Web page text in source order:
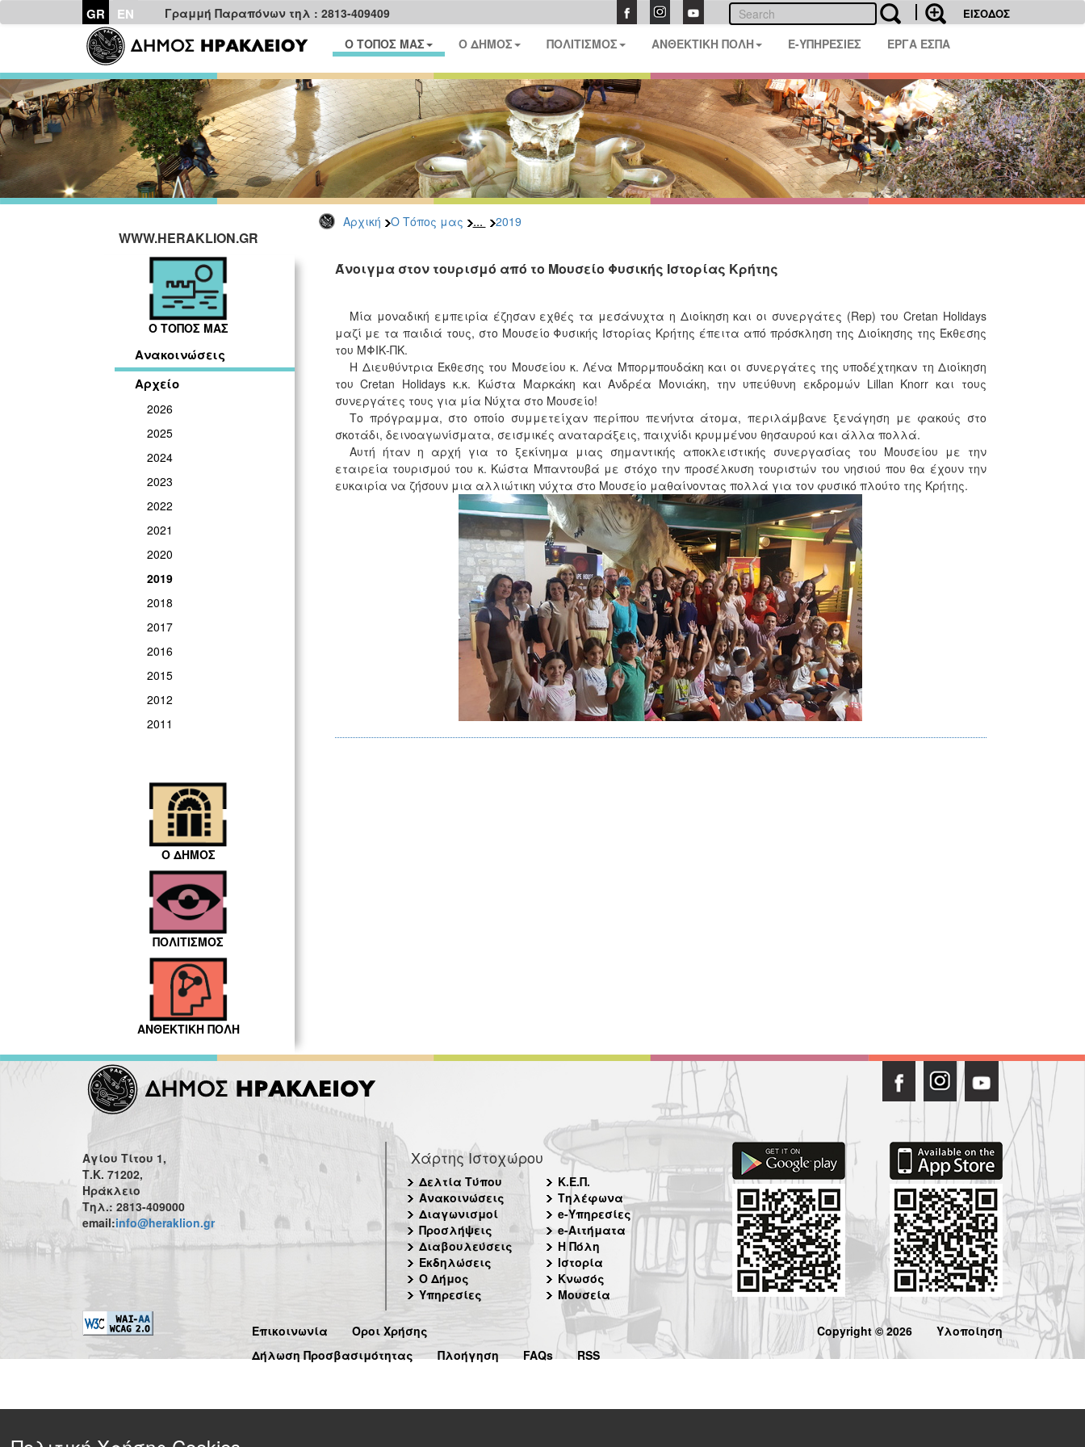
GR EN Γραμμή Παραπόνων τηλ : 2813-409409 ΕΙΣΟΔΟΣ
Ο ΤΟΠΟΣ ΜΑΣ Ο ΔΗΜΟΣ ΠΟΛΙΤΙΣΜΟΣ ΑΝΘΕΚΤΙΚΗ ΠΟΛΗ E-ΥΠΗΡΕΣΙΕΣ ΕΡΓΑ ΕΣΠΑ
Αρχική Ο Τόπος μας ... 2019
WWW.HERAKLION.GR
Ο ΤΟΠΟΣ ΜΑΣ
Ανακοινώσεις
Αρχείο
2026
2025
2024
2023
2022
2021
2020
2019
2018
2017
2016
2015
2012
2011
Ο ΔΗΜΟΣ
ΠΟΛΙΤΙΣΜΟΣ
ΑΝΘΕΚΤΙΚΗ ΠΟΛΗ
Άνοιγμα στον τουρισμό από το Μουσείο Φυσικής Ιστορίας Κρήτης
Μία μοναδική εμπειρία έζησαν εχθές τα μεσάνυχτα η Διοίκηση και οι συνεργάτες (Rep) του Cretan Holidays
μαζί με τα παιδιά τους, στο Μουσείο Φυσικής Ιστορίας Κρήτης έπειτα από πρόσκληση της Διοίκησης της Έκθεσης
του ΜΦΙΚ-ΠΚ.
Η Διευθύντρια Έκθεσης του Μουσείου κ. Λένα Μπορμπουδάκη και οι συνεργάτες της υποδέχτηκαν τη Διοίκηση
του Cretan Holidays κ.κ. Κώστα Μαρκάκη και Ανδρέα Μονιάκη, την υπεύθυνη εκδρομών Lillan Knorr και τους
συνεργάτες τους για μία Νύχτα στο Μουσείο!
Το πρόγραμμα, στο οποίο συμμετείχαν περίπου πενήντα άτομα, περιλάμβανε ξενάγηση με φακούς στο
σκοτάδι, δεινοαγωνίσματα, σεισμικές αναταράξεις, παιχνίδι κρυμμένου θησαυρού και άλλα πολλά.
Αυτή ήταν η αρχή για το ξεκίνημα μιας σημαντικής αποκλειστικής συνεργασίας του Μουσείου με την
εταιρεία τουρισμού του κ. Κώστα Μπαντουβά με στόχο την προσέλκυση τουριστών του νησιού που θα έχουν την
ευκαιρία να ζήσουν μια αλλιώτικη νύχτα στο Μουσείο μαθαίνοντας πολλά για τον φυσικό πλούτο της Κρήτης.
Αγίου Τίτου 1,
Τ.Κ. 71202,
Ηράκλειο
Τηλ.: 2813-409000
email:info@heraklion.gr
Χάρτης Ιστοχώρου
Δελτία Τύπου
Ανακοινώσεις
Διαγωνισμοί
Προσλήψεις
Διαβουλεύσεις
Εκδηλώσεις
Ο Δήμος
Υπηρεσίες
Κ.Ε.Π.
Τηλέφωνα
e-Υπηρεσίες
e-Αιτήματα
Η Πόλη
Ιστορία
Κνωσός
Μουσεία
Επικοινωνία
Όροι Χρήσης
Δήλωση Προσβασιμότητας
Πλοήγηση FAQs RSS
Copyright © 2026 Υλοποίηση